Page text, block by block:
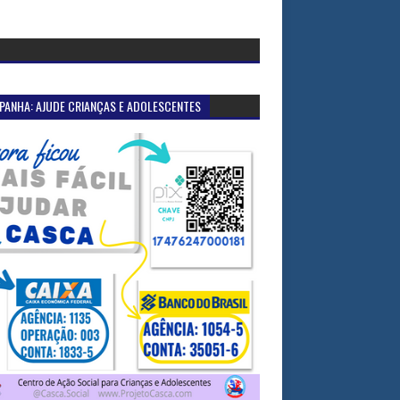
AJUDE CRIANÇAS E ADOLESCENTES